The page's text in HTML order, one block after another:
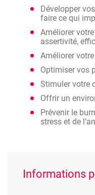
Développer
faire ce qui
Améliorer
assertivité,
Améliorer
Optimiser vos
Stimuler votre
Offrir un
Prévenir le
stress et de
Informations